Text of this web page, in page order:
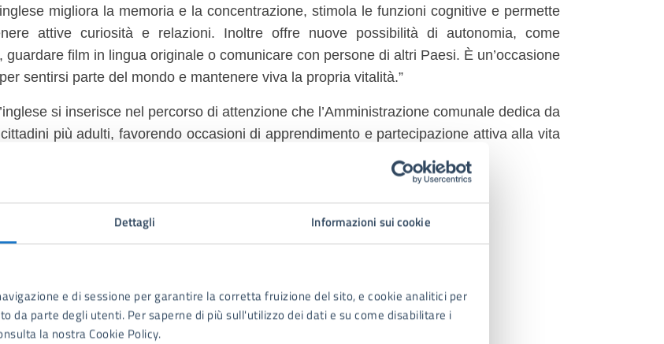
Dettagli Informazioni sui cookie
e di sessione per garantire la corretta fruizione del sito, e cookie analitici per
da parte degli utenti. Per saperne di più sull'utilizzo dei dati e su come disabilitare i
la nostra Cookie Policy.
migliora la memoria e la concentrazione, stimola le funzioni cognitive e permette
attive curiosità e relazioni. Inoltre offre nuove possibilità di autonomia, come
guardare film in lingua originale o comunicare con persone di altri Paesi. È un’occasione
sentirsi parte del mondo e mantenere viva la propria vitalità.”
si inserisce nel percorso di attenzione che l’Amministrazione comunale dedica da
più adulti, favorendo occasioni di apprendimento e partecipazione attiva alla vita
di
del Sindaco - Ufficio